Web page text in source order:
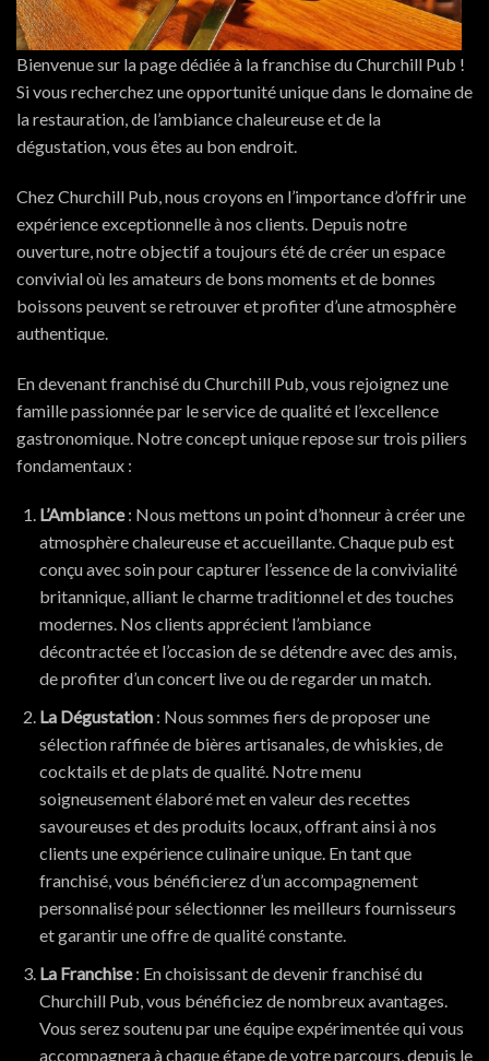
Bienvenue sur la page dédiée à la franchise du Churchill Pub !
Si vous recherchez une opportunité unique dans le domaine de
la restauration, de l’ambiance chaleureuse et de la
dégustation, vous êtes au bon endroit.
Chez Churchill Pub, nous croyons en l’importance d’offrir une
expérience exceptionnelle à nos clients. Depuis notre
ouverture, notre objectif a toujours été de créer un espace
convivial où les amateurs de bons moments et de bonnes
boissons peuvent se retrouver et profiter d’une atmosphère
authentique.
En devenant franchisé du Churchill Pub, vous rejoignez une
famille passionnée par le service de qualité et l’excellence
gastronomique. Notre concept unique repose sur trois piliers
fondamentaux :
L’Ambiance: Nous mettons un point d’honneur à créer une
atmosphère chaleureuse et accueillante. Chaque pub est
conçu avec soin pour capturer l’essence de la convivialité
britannique, alliant le charme traditionnel et des touches
modernes. Nos clients apprécient l’ambiance
décontractée et l’occasion de se détendre avec des amis,
de profiter d’un concert live ou de regarder un match.
La Dégustation: Nous sommes fiers de proposer une
sélection raffinée de bières artisanales, de whiskies, de
cocktails et de plats de qualité. Notre menu
soigneusement élaboré met en valeur des recettes
savoureuses et des produits locaux, offrant ainsi à nos
clients une expérience culinaire unique. En tant que
franchisé, vous bénéficierez d’un accompagnement
personnalisé pour sélectionner les meilleurs fournisseurs
et garantir une offre de qualité constante.
La Franchise: En choisissant de devenir franchisé du
Churchill Pub, vous bénéficiez de nombreux avantages.
Vous serez soutenu par une équipe expérimentée qui vous
accompagnera à chaque étape de votre parcours, depuis le